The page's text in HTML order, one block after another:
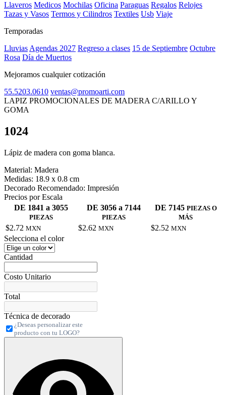
Llaveros Medicos Mochilas Oficina Paraguas Regalos Relojes
Tazas y Vasos Termos y Cilindros Textiles Usb Viaje
Temporadas
Lluvias Agendas 2027 Regreso a clases 15 de Septiembre Octubre
Rosa Día de Muertos
Mejoramos cualquier cotización
55.5203.0610 ventas@promoarti.com
LAPIZ PROMOCIONALES DE MADERA C/ARILLO Y
GOMA
1024
Lápiz de madera con goma blanca.
Material: Madera
Medidas: 18.9 x 0.8 cm
Decorado Recomendado: Impresión
Precios por Escala
DE 1841 a 3055
PIEZAS
DE 3056 a 7144
PIEZAS
DE 7145 PIEZAS O
MÁS
$2.72 MXN $2.62 MXN $2.52 MXN
Selecciona el color
Cantidad
Costo Unitario
Total
Técnica de decorado
¿Deseas personalizar este
producto con tu LOGO?